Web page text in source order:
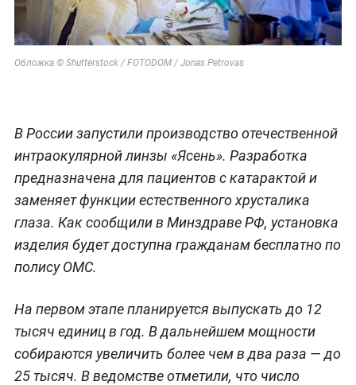
Обложка © Shutterstock / FOTODOM / Jonas Petrovas
В России запустили производство отечественной
интраокулярной линзы «Ясень». Разработка
предназначена для пациентов с катарактой и
заменяет функции естественного хрусталика
глаза. Как сообщили в Минздраве РФ, установка
изделия будет доступна гражданам бесплатно по
полису ОМС.
На первом этапе планируется выпускать до 12
тысяч единиц в год. В дальнейшем мощности
собираются увеличить более чем в два раза — до
25 тысяч. В ведомстве отметили, что число